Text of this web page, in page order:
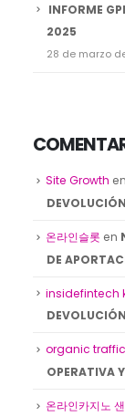
INFORME
2025
28 de marzo
Site Growth en
온라인슬롯 en
DE
insidefintech
organic traffic
OPERATIVA
온라인카지노